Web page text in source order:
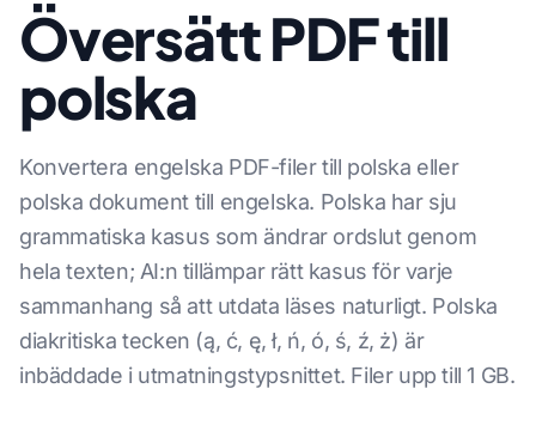
Översätt PDF till
polska
Konvertera engelska PDF-filer till polska eller
polska dokument till engelska. Polska har sju
grammatiska kasus som ändrar ordslut genom
hela texten; AI:n tillämpar rätt kasus för varje
sammanhang så att utdata läses naturligt. Polska
diakritiska tecken (ą, ć, ę, ł, ń, ó, ś, ź, ż) är
inbäddade i utmatningstypsnittet. Filer upp till 1 GB.